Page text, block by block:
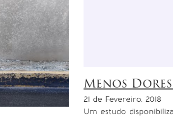
Menos
21 de Fevereiro, 2018
Um estudo